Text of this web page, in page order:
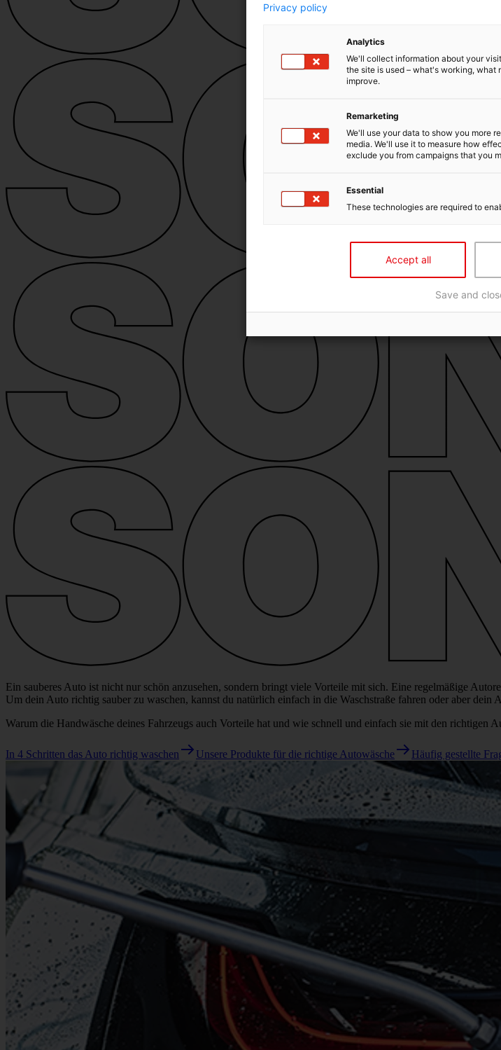
Ein sauberes Auto ist nicht nur schön anzu­sehen, sondern bringt viele Vorteile mit sich. Eine regel­mä­ßige
Um dein Auto richtig sauber zu waschen, kannst du natür­lich einfach in die Wasch­straße fahren oder aber dein
Warum die Hand­wä­sche deines Fahr­zeugs auch Vorteile hat und wie schnell und einfach sie mit den rich­tigen
In 4 Schritten das Auto richtig waschen Unsere Produkte für die richtige Autowäsche Häufig gestellte
Privacy policy
Analytics
We'll collect information about your
the site is used – what's working, what
improve.
Remarketing
We'll use your data to show you more
media. We'll use it to measure how
exclude you from campaigns that you
Essential
These technologies are required to
Accept all
Save and